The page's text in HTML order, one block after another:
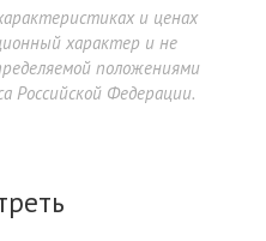
и ценах
характер и не
положениями
Российской Федерации.